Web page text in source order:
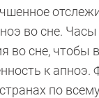
во сне.
во сне, чтобы
к апноэ.
по